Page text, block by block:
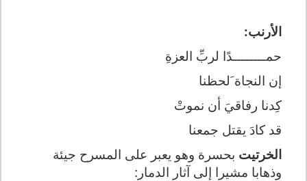
الأرنب:
حمــــــــدًا لربِّ العزةِ
إن النجاة َلحظنا
كِدنا رفاقيَ أن نموتْ
قد كادَ يقتل جمعنا
الخرتيت بحسرة وهو يعبر على المسرح جيئة
وذهابا مشيرا إلى آثار الدمار: